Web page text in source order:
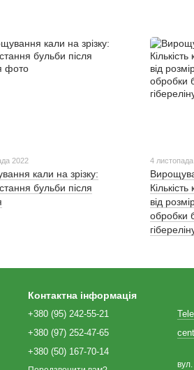
2022
кали на зрізку:
бульби після
4
від
обробки
Контактна інформація
+380 (95) 242-55-21
+380 (97) 252-47-65
+380 (50) 167-70-14